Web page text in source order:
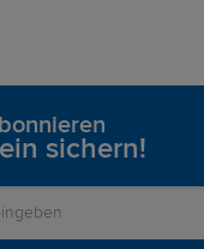
sichern!